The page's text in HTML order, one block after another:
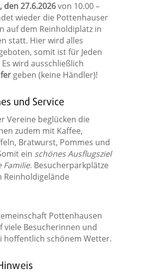
den 27.6.2026von 10.00 –
wieder die Pottenhauser
auf dem Reinholdiplatz in
statt. Hier wird alles
somit ist für Jeden
wird ausschließlich
geben (keine Händler)!
und Service
Vereine beglücken die
zudem mit Kaffee,
Bratwurst, Pommes und
ein schönes Ausflugsziel
Familie. Besucherparkplätze
Reinholdigelände
Pottenhausen
viele Besucherinnen und
hoffentlich schönem Wetter.